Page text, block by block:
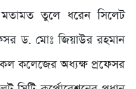
মতামত তুলে ধরেন সিলেট
ড. মোঃ জিয়াউর রহমান
কলেজের অধ্যক্ষ প্রফেসর